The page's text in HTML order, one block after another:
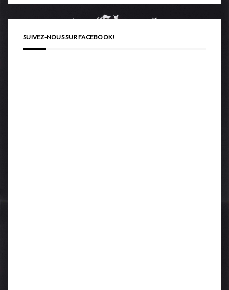
SUIVEZ-NOUS SUR FACEBOOK!